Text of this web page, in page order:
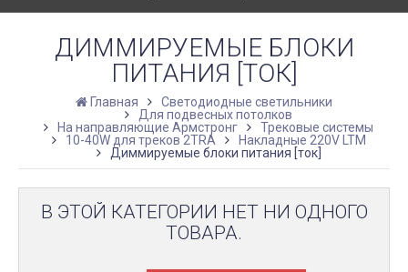
ДИММИРУЕМЫЕ БЛОКИ
ПИТАНИЯ [ТОК]
Главная
Светодиодные светильники
Для подвесных потолков
На направляющие Армстронг
Трековые системы
10-40W для треков 2TRA
Накладные 220V LTM
Диммируемые блоки питания [ток]
В ЭТОЙ КАТЕГОРИИ НЕТ НИ ОДНОГО
ТОВАРА.